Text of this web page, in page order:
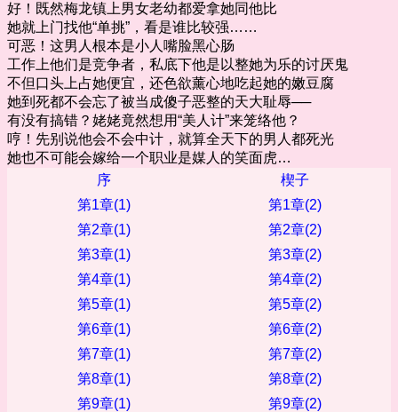
好！既然梅龙镇上男女老幼都爱拿她同他比
她就上门找他“单挑”，看是谁比较强……
可恶！这男人根本是小人嘴脸黑心肠
工作上他们是竞争者，私底下他是以整她为乐的讨厌鬼
不但口头上占她便宜，还色欲薰心地吃起她的嫩豆腐
她到死都不会忘了被当成傻子恶整的天大耻辱──
有没有搞错？姥姥竟然想用“美人计”来笼络他？
哼！先别说他会不会中计，就算全天下的男人都死光
她也不可能会嫁给一个职业是媒人的笑面虎…
序
楔子
第1章(1)
第1章(2)
第2章(1)
第2章(2)
第3章(1)
第3章(2)
第4章(1)
第4章(2)
第5章(1)
第5章(2)
第6章(1)
第6章(2)
第7章(1)
第7章(2)
第8章(1)
第8章(2)
第9章(1)
第9章(2)